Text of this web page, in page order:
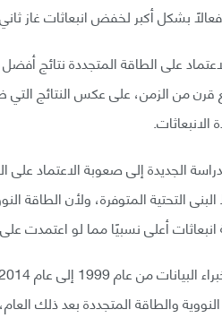
بشكل أكبر لخفض انبعاثات غاز
قرن من الزمن، على عكس النتائج
الانبعاثات.
الجديدة إلى صعوبة الاعتماد
التحتية المتوفرة، ولأن الطاقة
أعلى نسبيًا مما لو اعتمدت
والطاقة المتجددة بعد ذلك